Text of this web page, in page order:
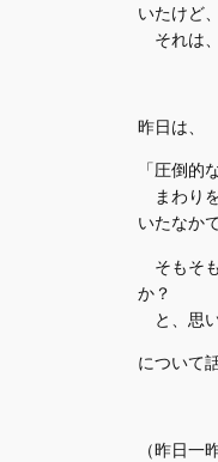
いたけど、
それは
昨日は、
「圧倒的
まわり
いたなかで
そもそ
か？
と、思
について
（昨日一